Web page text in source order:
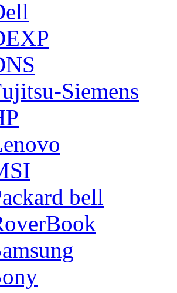
Siemens
bell